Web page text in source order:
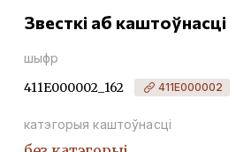
Звесткі аб каштоўнасці
шыфр
411Е000002_162 411Е000002
катэгорыя каштоўнасці